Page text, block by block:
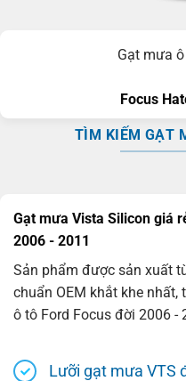
Gạt mưa
Focus
TÌM KIẾM GẠT
Gạt mưa Vista Silicon giá
2006 - 2011
Sản phẩm được sản xuất
chuẩn OEM khắt khe
ô tô Ford Focus đời 2006 -
Lưỡi gạt mưa VTS